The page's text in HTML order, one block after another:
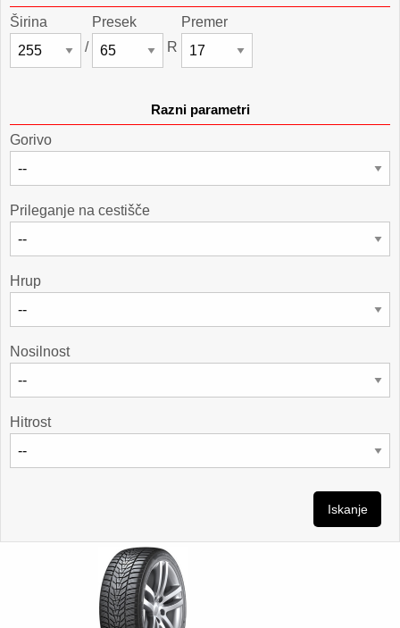
Širina
/
Presek
R
Premer
Razni parametri
Gorivo
Prileganje na cestišče
Hrup
Nosilnost
Hitrost
Iskanje